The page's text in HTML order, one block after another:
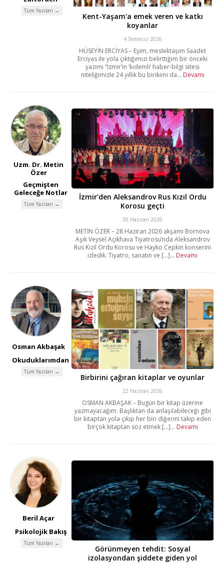
Tüm Yazıları →
Kent-Yaşam'a emek veren ve katkı
koyanlar
4 Temmuz 2026
HÜSEYİN ERCİYAS – Eşim, meslektaşım Saadet
Erciyas ile yola çıktığımızı belirttiğim bir önceki
yazımı “İzmir’in ‘kıdemli’ haber-bilgi sitesi
niteliğimizle 24 yıllık bu birikimi da... Devamı
Uzm. Dr. Metin
Özer
Geçmişten
Geleceğe Notlar
Tüm Yazıları →
İzmir’den Aleksandrov Rus Kızıl Ordu
Korosu geçti
30 Haziran 2026
METİN ÖZER – 28 Haziran 2026 akşamı Bornova
Aşık Veysel Açıkhava Tiyatrosu’nda Aleksandrov
Rus Kızıl Ordu Korosu ve Hayko Cepkin konserini
izledik. Tiyatro, sanatın ve [...]... Devamı
Osman Akbaşak
Okuduklarımdan
Tüm Yazıları →
Birbirini çağıran kitaplar ve oyunlar
22 Haziran 2026
OSMAN AKBAŞAK – Bugün bir kitap üzerine
yazmayacağım. Başlıktan da anlaşılabileceği gibi
bir kitaptan yola çıkıp her biri diğerini takip eden
birçok kitaptan söz etmek [...]... Devamı
Beril Açar
Psikolojik Bakış
Tüm Yazıları →
Görünmeyen tehdit: Sosyal
izolasyondan şiddete giden yol